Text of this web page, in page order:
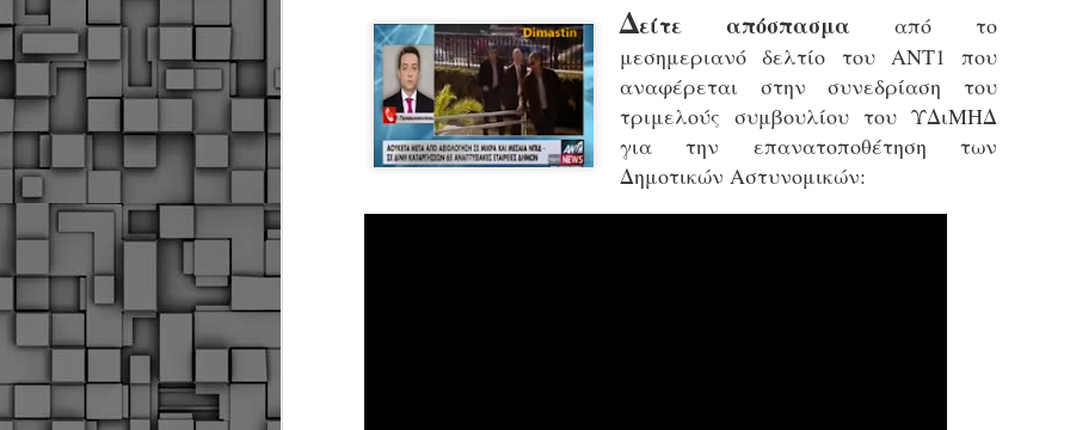
Δείτε απόσπασμααπό το
μεσημεριανό δελτίο του ΑΝΤ1 που
αναφέρεται στην συνεδρίαση του
τριμελούς συμβουλίου του ΥΔιΜΗΔ
για την επανατοποθέτηση των
Δημοτικών Αστυνομικών:
Ξεκινά επίσημα η
Η Δημοτική Αστυνομία
καθώς από την 1η
επιχειρησιακή
παρουσία του Δήμου